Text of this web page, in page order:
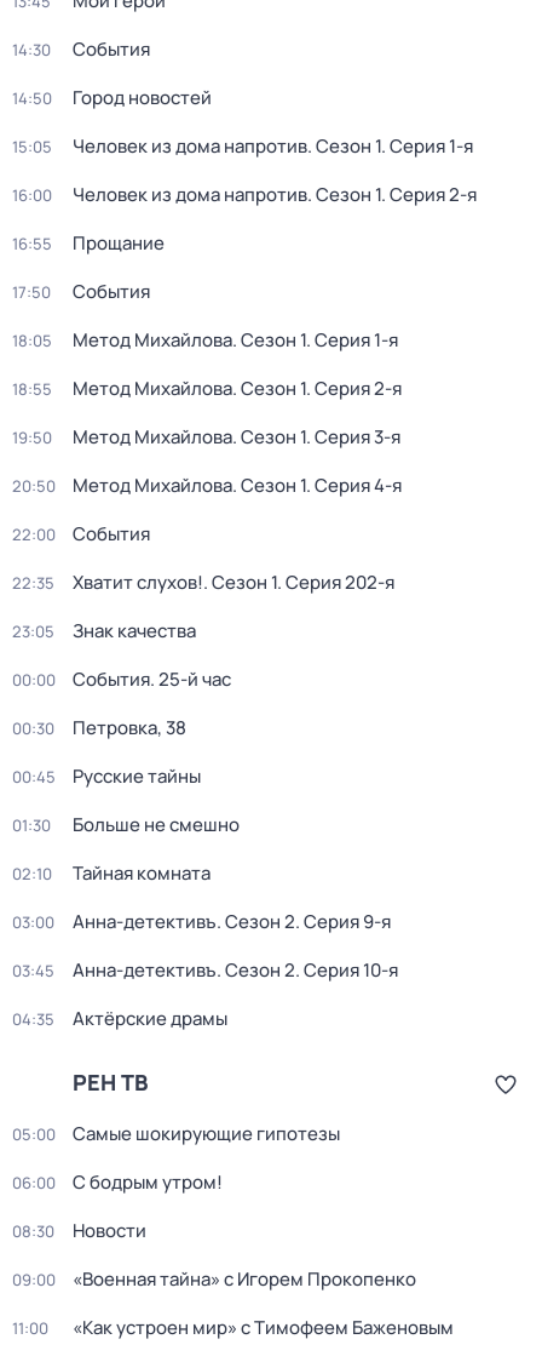
14:30 События
14:50 Город новостей
15:05 Человек из дома напротив. Сезон 1. Серия 1-я
16:00 Человек из дома напротив. Сезон 1. Серия 2-я
16:55 Прощание
17:50 События
18:05 Метод Михайлова. Сезон 1. Серия 1-я
18:55 Метод Михайлова. Сезон 1. Серия 2-я
19:50 Метод Михайлова. Сезон 1. Серия 3-я
20:50 Метод Михайлова. Сезон 1. Серия 4-я
22:00 События
22:35 Хватит слухов!. Сезон 1. Серия 202-я
23:05 Знак качества
00:00 События. 25-й час
00:30 Петровка, 38
00:45 Русские тайны
01:30 Больше не смешно
02:10 Тайная комната
03:00 Анна-детективъ. Сезон 2. Серия 9-я
03:45 Анна-детективъ. Сезон 2. Серия 10-я
04:35 Актёрские драмы
РЕН ТВ
05:00 Самые шoкиpующие гипотезы
06:00 С бодрым утром!
08:30 Новости
09:00 «Военная тайна» с Игорем Прокопенко
11:00 «Как устроен мир» с Тимофеем Баженовым